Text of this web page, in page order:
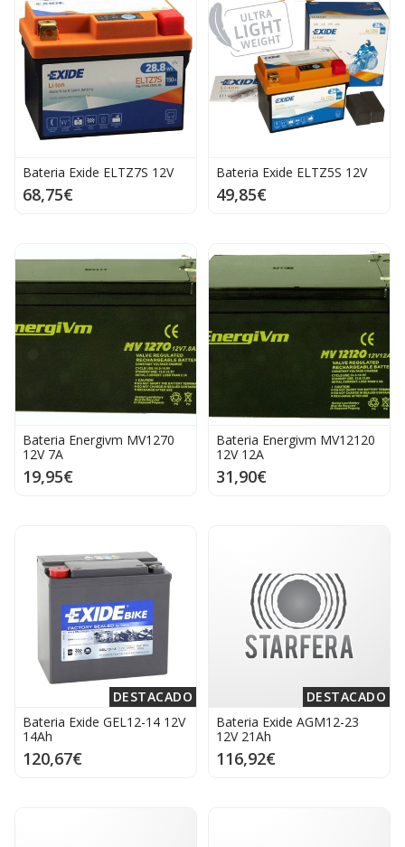
Bateria Exide ELTZ7S 12V
68,75€
Bateria Exide ELTZ5S 12V
49,85€
Bateria Energivm MV1270
12V 7A
19,95€
Bateria Energivm MV12120
12V 12A
31,90€
DESTACADO
Bateria Exide GEL12-14 12V
14Ah
120,67€
DESTACADO
Bateria Exide AGM12-23
12V 21Ah
116,92€